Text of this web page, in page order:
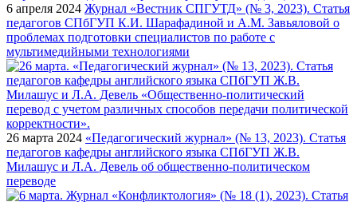
6 апреля 2024 Журнал «Вестник СПГУТД» (№ 3, 2023). Статья
педагогов СПбГУП К.И. Шарафадиной и А.М. Завьяловой о
проблемах подготовки специалистов по работе с
мультимедийными технологиями
26 марта 2024 «Педагогический журнал» (№ 13, 2023). Статья
педагогов кафедры английского языка СПбГУП Ж.В.
Милашус и Л.А. Девель об общественно-политическом
переводе